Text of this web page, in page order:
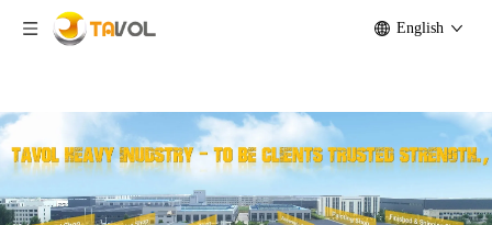
English